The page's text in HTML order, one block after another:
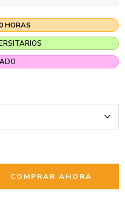
HORAS
COMPRAR AHORA